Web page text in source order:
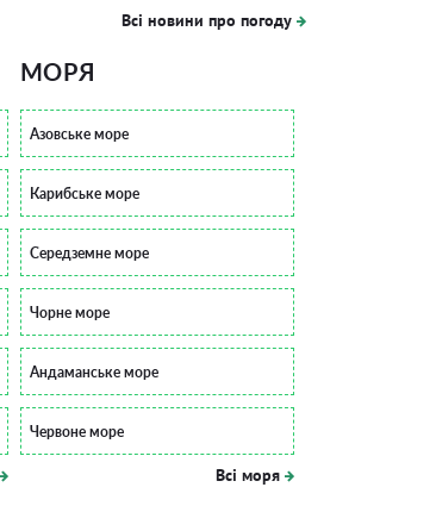
Всі новини про погоду
МОРЯ
Азовське море
Карибське море
Середземне море
Чорне море
Андаманське море
Червоне море
Всі моря